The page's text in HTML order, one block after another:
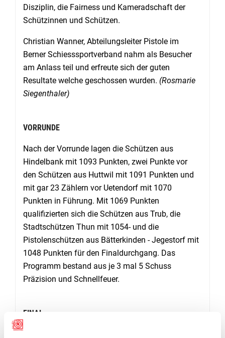
Disziplin, die Fairness und Kameradschaft der
Schützinnen und Schützen.
Christian Wanner, Abteilungsleiter Pistole im
Berner Schiesssportverband nahm als Besucher
am Anlass teil und erfreute sich der guten
Resultate welche geschossen wurden. (Rosmarie
Siegenthaler)
VORRUNDE
Nach der Vorrunde lagen die Schützen aus
Hindelbank mit 1093 Punkten, zwei Punkte vor
den Schützen aus Huttwil mit 1091 Punkten und
mit gar 23 Zählern vor Uetendorf mit 1070
Punkten in Führung. Mit 1069 Punkten
qualifizierten sich die Schützen aus Trub, die
Stadtschützen Thun mit 1054- und die
Pistolenschützen aus Bätterkinden - Jegestorf mit
1048 Punkten für den Finaldurchgang. Das
Programm bestand aus je 3 mal 5 Schuss
Präzision und Schnellfeuer.
FINAL